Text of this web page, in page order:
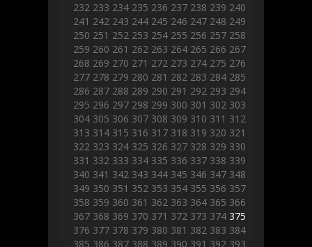
232 233 234 235 236 237 238 239 240
241 242 243 244 245 246 247 248 249
250 251 252 253 254 255 256 257 258
259 260 261 262 263 264 265 266 267
268 269 270 271 272 273 274 275 276
277 278 279 280 281 282 283 284 285
286 287 288 289 290 291 292 293 294
295 296 297 298 299 300 301 302 303
304 305 306 307 308 309 310 311 312
313 314 315 316 317 318 319 320 321
322 323 324 325 326 327 328 329 330
331 332 333 334 335 336 337 338 339
340 341 342 343 344 345 346 347 348
349 350 351 352 353 354 355 356 357
358 359 360 361 362 363 364 365 366
367 368 369 370 371 372 373 374 375
376 377 378 379 380 381 382 383 384
385 386 387 388 389 390 391 392 393